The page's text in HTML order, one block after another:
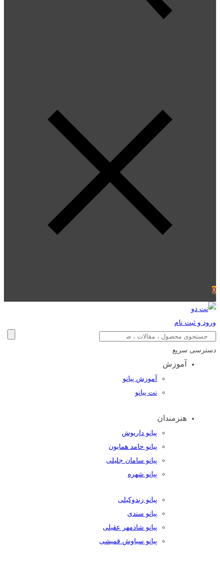
0
ورود و ثبت نام
دسترسی سریع
آموزش
آموزش پیانو
نت پیانو
هنرمندان
پیانو داریوش
پیانو حامد همایون
پیانو سامان جلیلی
پیانو شهره
پیانو زندوکیلی
پیانو سندی
پیانو شادمهر عقیلی
پیانو سیاوش قمیشی